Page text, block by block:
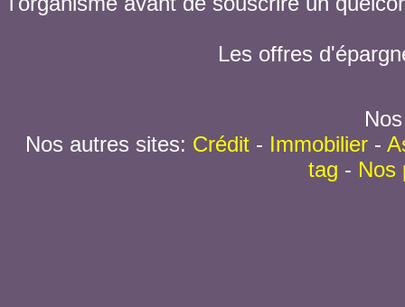
Les offres
Nos autres sites: Crédit- Immobilier-
tag - Nos